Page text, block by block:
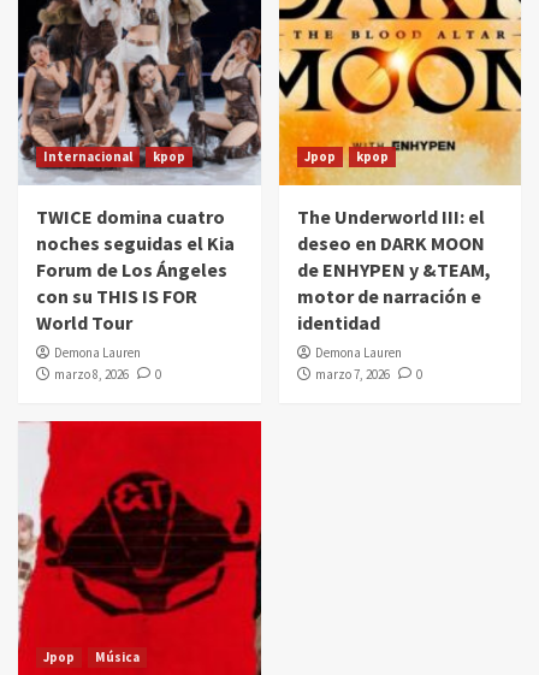
Internacional kpop
TWICE domina cuatro
noches seguidas el Kia
Forum de Los Ángeles
con su THIS IS FOR
World Tour
Demona Lauren
marzo 8, 2026
0
Jpop kpop
The Underworld III: el
deseo en DARK MOON
de ENHYPEN y &TEAM,
motor de narración e
identidad
Demona Lauren
marzo 7, 2026
0
Jpop Música